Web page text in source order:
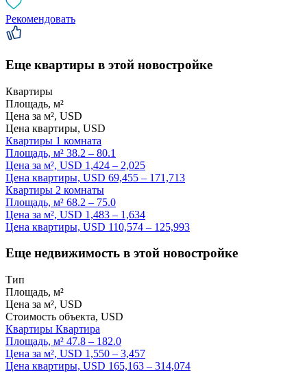
Рекомендовать
Еще квартиры в этой новостройке
Квартиры
Площадь, м²
Цена за м², USD
Цена квартиры, USD
Квартиры 1 комната
Площадь, м² 38.2 – 80.1
Цена за м², USD 1,424 – 2,025
Цена квартиры, USD 69,455 – 171,713
Квартиры 2 комнаты
Площадь, м² 68.2 – 75.0
Цена за м², USD 1,483 – 1,634
Цена квартиры, USD 110,574 – 125,993
Еще недвижимость в этой новостройке
Тип
Площадь, м²
Цена за м², USD
Стоимость объекта, USD
Квартиры Квартира
Площадь, м² 47.8 – 182.0
Цена за м², USD 1,550 – 3,457
Цена квартиры, USD 165,163 – 314,074